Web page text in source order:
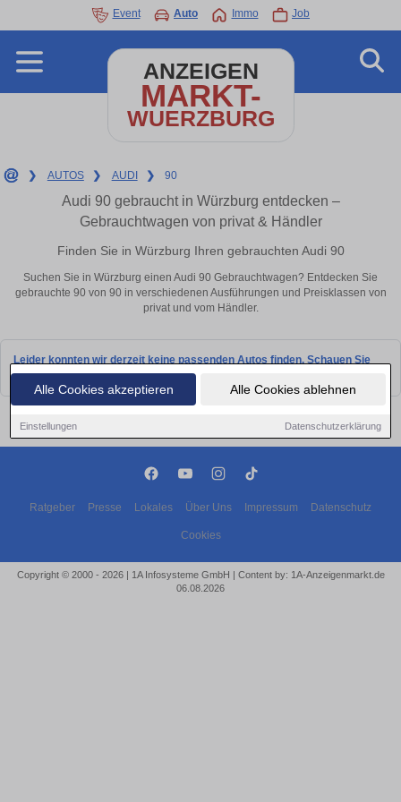
Alle Cookies akzeptieren Alle Cookies ablehnen
Einstellungen Datenschutzerklärung
Event Auto Immo Job
ANZEIGEN
MARKT-
WUERZBURG
❯ AUTOS ❯ AUDI ❯ 90
Audi 90 gebraucht in Würzburg entdecken –
Gebrauchtwagen von privat & Händler
Finden Sie in Würzburg Ihren gebrauchten Audi 90
Suchen Sie in Würzburg einen Audi 90 Gebrauchtwagen? Entdecken Sie
gebrauchte 90 von 90 in verschiedenen Ausführungen und Preisklassen von
privat und vom Händler.
Leider konnten wir derzeit keine passenden Autos finden. Schauen Sie
bald wieder vorbei!
Ratgeber Presse Lokales Über Uns Impressum Datenschutz
Cookies
Copyright © 2000 - 2026 | 1A Infosysteme GmbH | Content by: 1A-Anzeigenmarkt.de
06.08.2026